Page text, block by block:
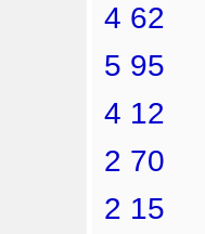
4 62
5 95
4 12
2 70
2 15